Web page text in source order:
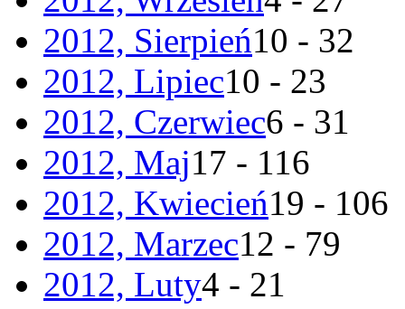
2012, Sierpień10 - 32
2012, Lipiec10 - 23
2012, Czerwiec6 - 31
2012, Maj17 - 116
2012, Kwiecień19 - 106
2012, Marzec12 - 79
2012, Luty4 - 21